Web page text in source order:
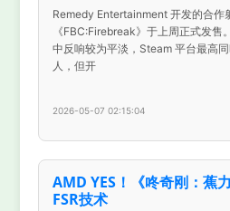
Remedy Entertainment 开发的合作
《FBC:Firebreak》于上周正式发售
中反响较为平淡，Steam 平台最高
人，但开
2026-05-07 02:15:04
AMD YES！《咚奇刚：蕉
FSR技术